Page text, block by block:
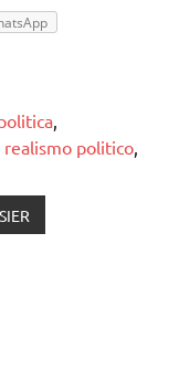
realismo politico